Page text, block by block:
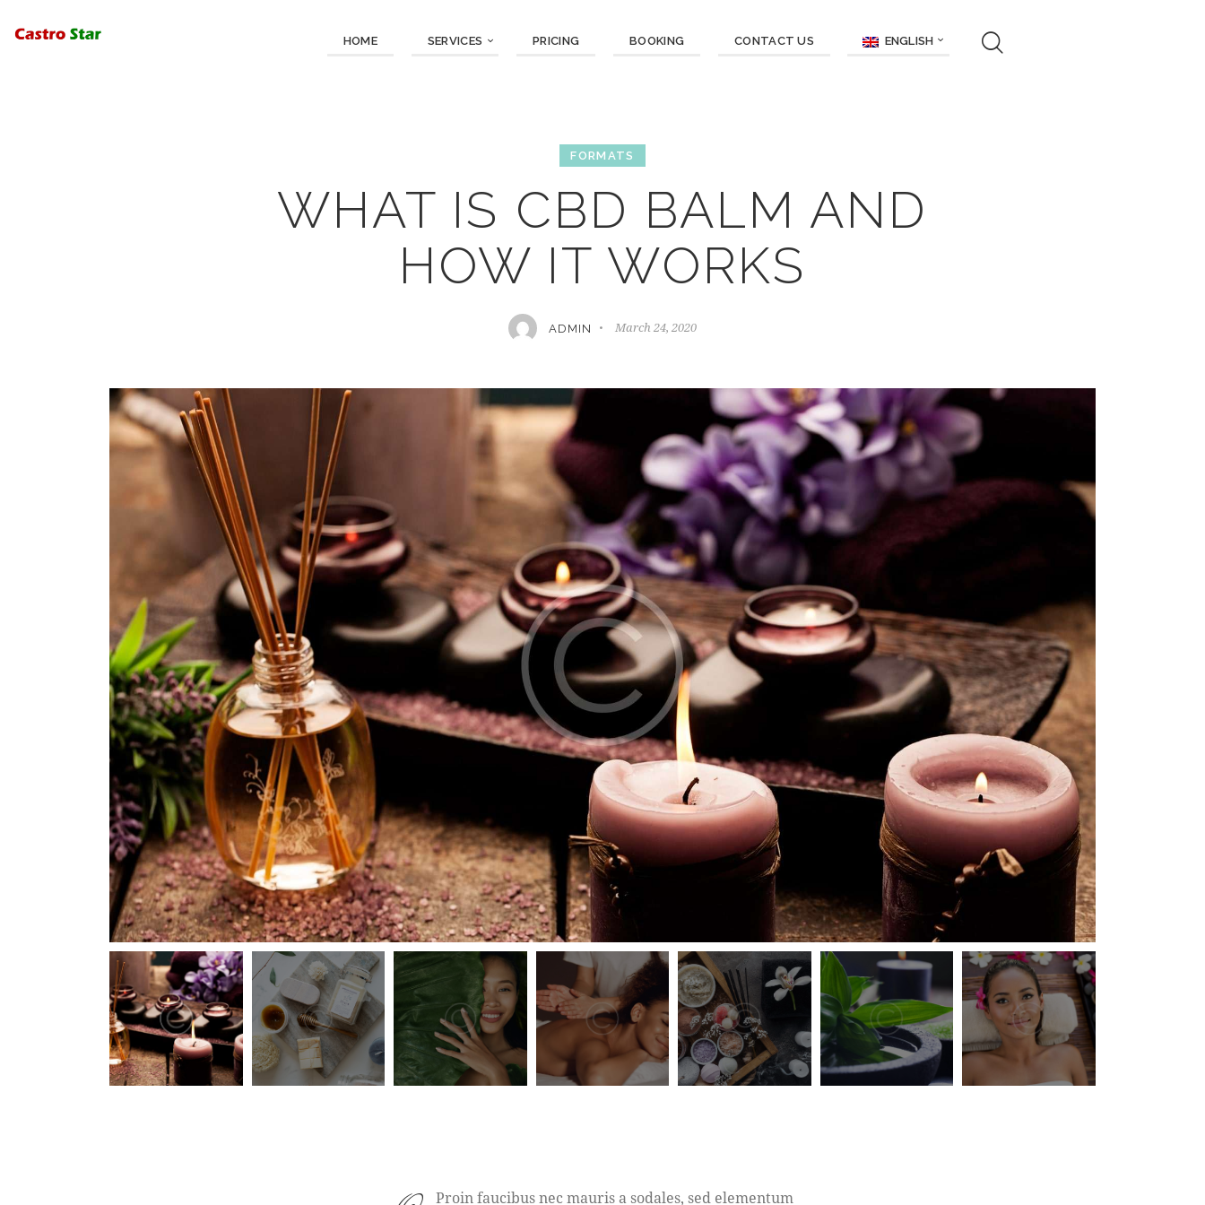
HOME SERVICES PRICING BOOKING CONTACT US ENGLISH
FORMATS
WHAT IS CBD BALM AND
HOW IT WORKS
ADMIN March 24, 2020
Proin faucibus nec mauris a sodales, sed elementum